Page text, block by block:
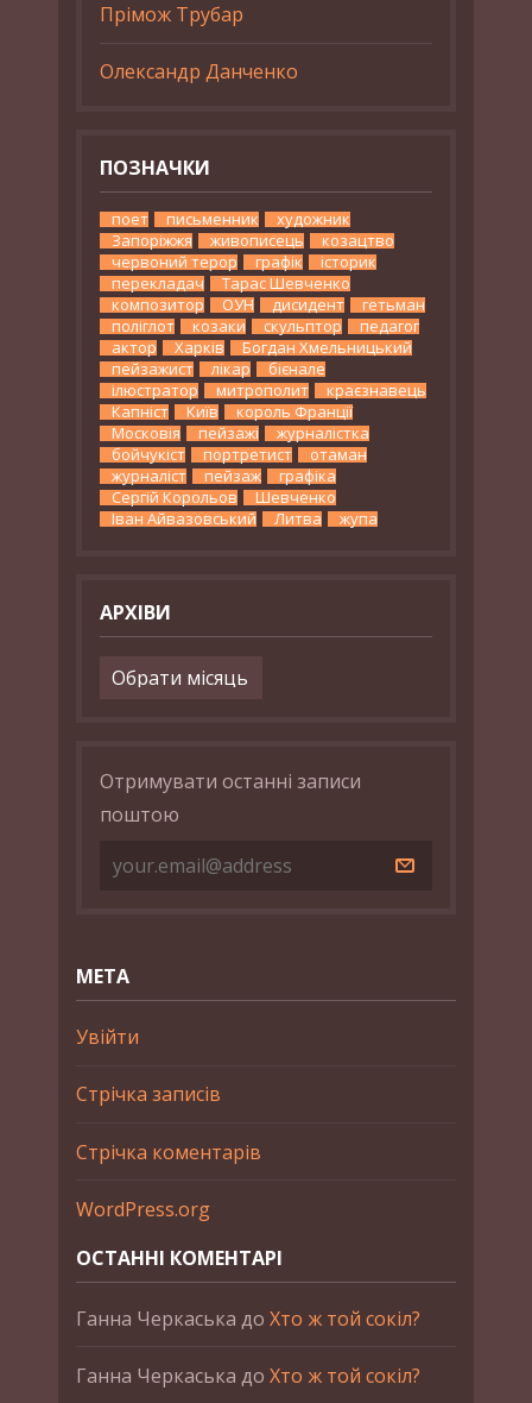
Прімож Трубар
Олександр Данченко
ПОЗНАЧКИ
поет письменник
художник
Запоріжжя
живописець
козацтво
червоний терор
графік
історик
перекладач
Тарас Шевченко
композитор
ОУН дисидент
гетьман
поліглот
козаки скульптор
педагог
актор
Харків
Богдан Хмельницький
пейзажист
лікар
бієнале
ілюстратор
митрополит
краєзнавець
Капніст
Київ
король Франції
Московія
пейзажі
журналістка
бойчукіст
портретист
отаман
журналіст
пейзаж
графіка
Сергій Корольов
Шевченко
Іван Айвазовський
Литва жупа
АРХІВИ
Архіви
Отримувати останні записи
поштою
МЕТА
Увійти
Стрічка записів
Стрічка коментарів
WordPress.org
ОСТАННІ КОМЕНТАРІ
Ганна Черкаська до Хто ж той сокіл?
Ганна Черкаська до Хто ж той сокіл?